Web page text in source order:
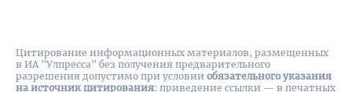
Цитирование информационных материалов, размещенных
в ИА "Улпресса" без получения предварительного
разрешения допустимо при условии обязательного указания
на источник цитирования: приведение ссылки — в печатных